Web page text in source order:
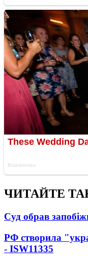
ЧИТАЙТЕ
Суд обрав
РФ створила
- ISW11335